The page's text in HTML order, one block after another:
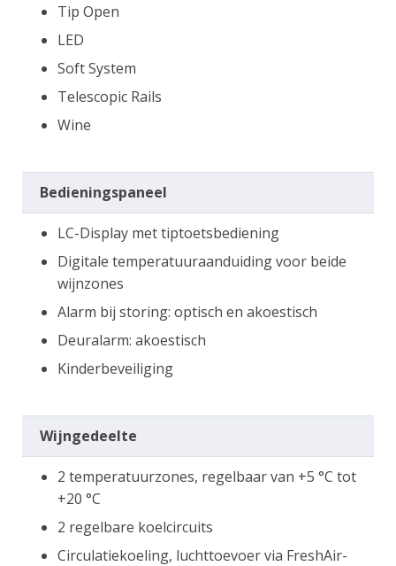
Tip Open
LED
Soft System
Telescopic Rails
Wine
Bedieningspaneel
LC-Display met tiptoetsbediening
Digitale temperatuuraanduiding voor beide
wijnzones
Alarm bij storing: optisch en akoestisch
Deuralarm: akoestisch
Kinderbeveiliging
Wijngedeelte
2 temperatuurzones, regelbaar van +5 °C tot
+20 °C
2 regelbare koelcircuits
Circulatiekoeling, luchttoevoer via FreshAir-